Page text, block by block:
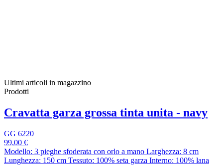
Ultimi articoli in magazzino
Prodotti
Cravatta garza grossa tinta unita - navy
GG 6220
99,00 €
Modello: 3 pieghe sfoderata con orlo a mano Larghezza: 8 cm
Lunghezza: 150 cm Tessuto: 100% seta garza Interno: 100% lana